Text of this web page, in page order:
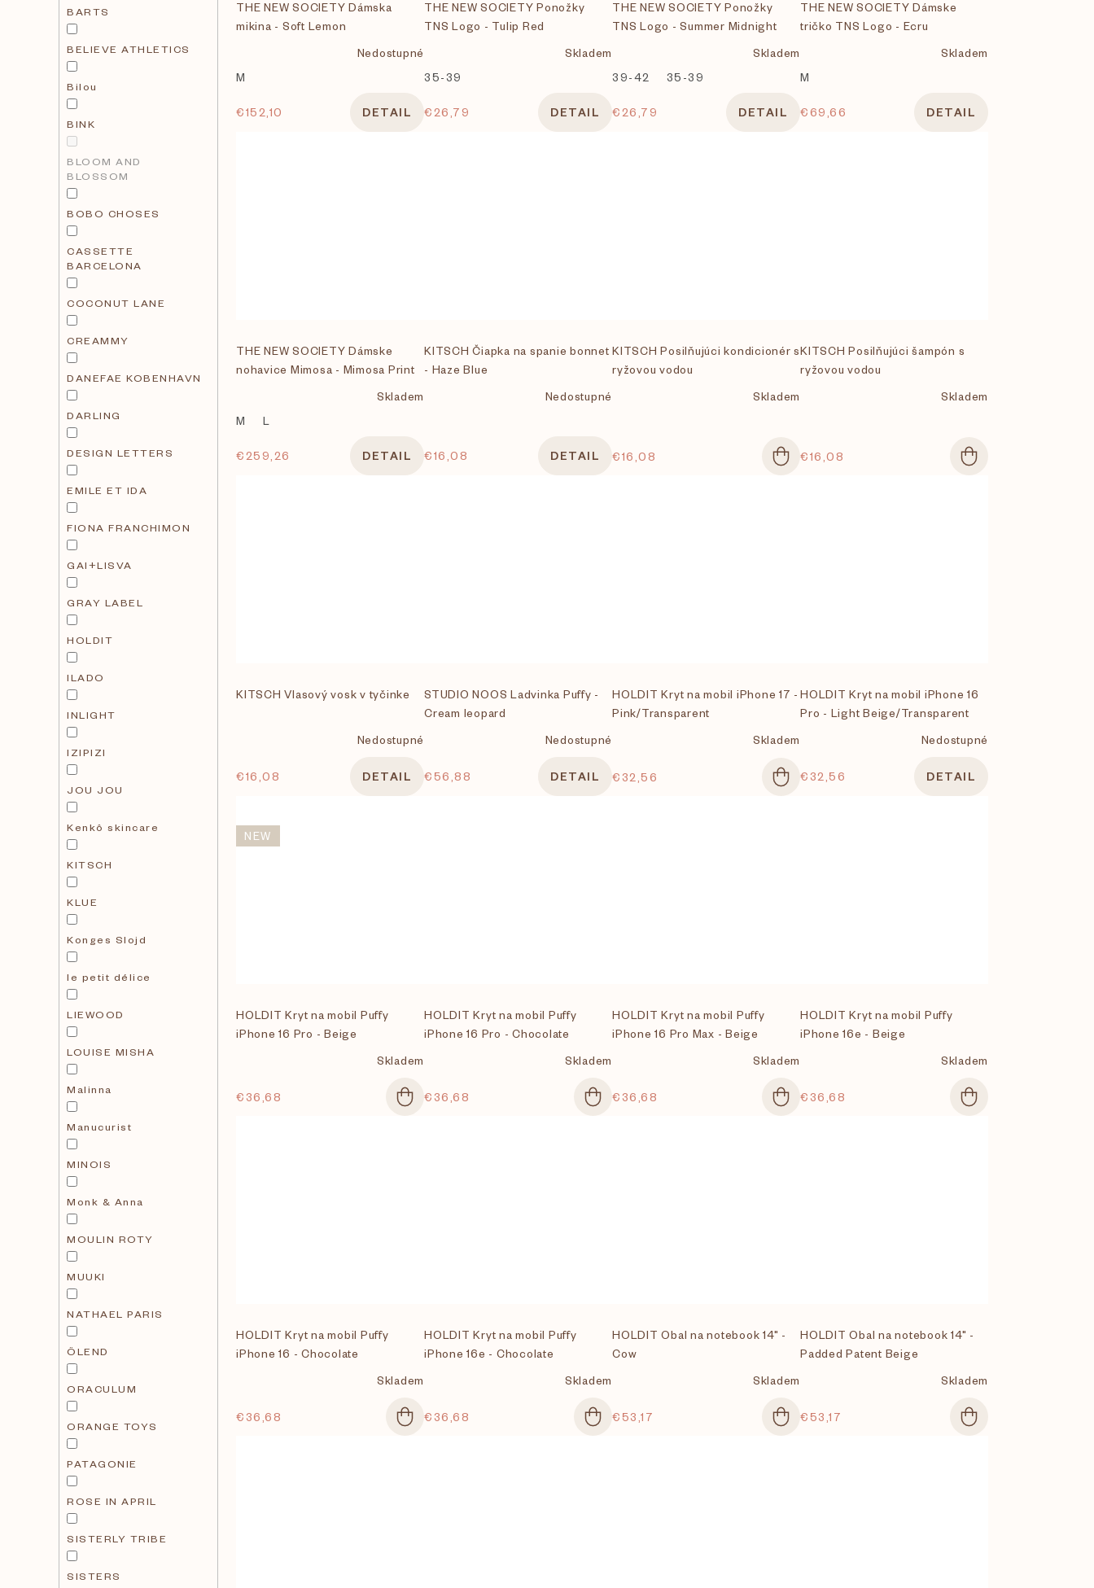
BARTS
BELIEVE ATHLETICS
Bilou
BINK
BLOOM AND
BLOSSOM
BOBO CHOSES
CASSETTE
BARCELONA
COCONUT LANE
CREAMMY
DANEFAE KOBENHAVN
DARLING
DESIGN LETTERS
EMILE ET IDA
FIONA FRANCHIMON
GAI+LISVA
GRAY LABEL
HOLDIT
ILADO
INLIGHT
IZIPIZI
JOU JOU
Kenkô skincare
KITSCH
KLUE
Konges Slojd
le petit délice
LIEWOOD
LOUISE MISHA
Malinna
Manucurist
MINOIS
Monk & Anna
MOULIN ROTY
MUUKI
NATHAEL PARIS
ÖLEND
ORACULUM
ORANGE TOYS
PATAGONIE
ROSE IN APRIL
SISTERLY TRIBE
SISTERS
v
THE NEW SOCIETY Dámska
mikina - Soft Lemon
Nedostupné
M
€152,10 DETAIL
THE NEW SOCIETY Ponožky
TNS Logo - Tulip Red
Skladem
35-39
€26,79 DETAIL
THE NEW SOCIETY Ponožky
TNS Logo - Summer Midnight
Skladem
39-42
35-39
€26,79 DETAIL
THE NEW SOCIETY Dámske
tričko TNS Logo - Ecru
Skladem
M
€69,66 DETAIL
THE NEW SOCIETY Dámske
nohavice Mimosa - Mimosa Print
Skladem
M
L
€259,26 DETAIL
KITSCH Čiapka na spanie bonnet
- Haze Blue
Nedostupné
€16,08 DETAIL
KITSCH Posilňujúci kondicionér s
ryžovou vodou
Skladem
€16,08
KITSCH Posilňujúci šampón s
ryžovou vodou
Skladem
€16,08
KITSCH Vlasový vosk v tyčinke
Nedostupné
€16,08 DETAIL
STUDIO NOOS Ladvinka Puffy -
Cream leopard
Nedostupné
€56,88 DETAIL
HOLDIT Kryt na mobil iPhone 17 -
Pink/Transparent
Skladem
€32,56
HOLDIT Kryt na mobil iPhone 16
Pro - Light Beige/Transparent
Nedostupné
€32,56 DETAIL
NEW
HOLDIT Kryt na mobil Puffy
iPhone 16 Pro - Beige
Skladem
€36,68
HOLDIT Kryt na mobil Puffy
iPhone 16 Pro - Chocolate
Skladem
€36,68
HOLDIT Kryt na mobil Puffy
iPhone 16 Pro Max - Beige
Skladem
€36,68
HOLDIT Kryt na mobil Puffy
iPhone 16e - Beige
Skladem
€36,68
HOLDIT Kryt na mobil Puffy
iPhone 16 - Chocolate
Skladem
€36,68
HOLDIT Kryt na mobil Puffy
iPhone 16e - Chocolate
Skladem
€36,68
HOLDIT Obal na notebook 14" -
Cow
Skladem
€53,17
HOLDIT Obal na notebook 14" -
Padded Patent Beige
Skladem
€53,17